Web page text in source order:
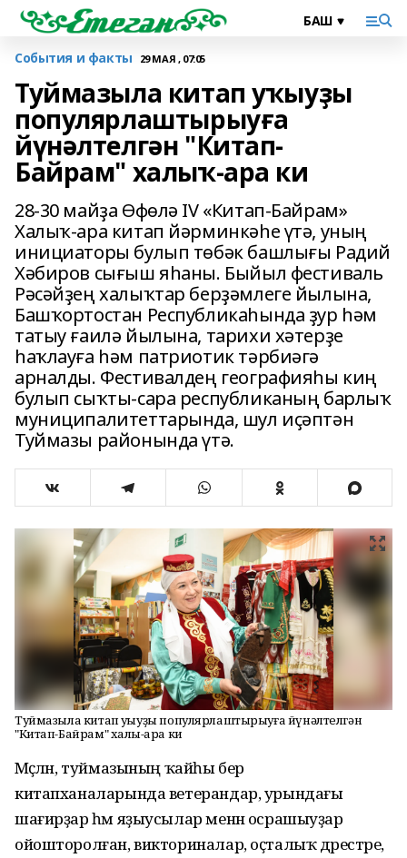
События и факты 29 МАЯ , 07:05
Туймазыла китап уҡыуҙы
популярлаштырыуға
йүнәлтелгән "Китап-
Байрам" халыҡ-ара ки
28-30 майҙа Өфөлә IV «Китап-Байрам»
Халыҡ-ара китап йәрминкәһе үтә, уның
инициаторы булып төбәк башлығы Радий
Хәбиров сығыш яһаны. Быйыл фестиваль
Рәсәйҙең халыҡтар берҙәмлеге йылына,
Башҡортостан Республикаһында ҙур һәм
татыу ғаилә йылына, тарихи хәтерҙе
һаҡлауға һәм патриотик тәрбиәгә
арналды. Фестивалдең географияһы киң
булып сыҡты-сара республиканың барлыҡ
муниципалитеттарында, шул иҫәптән
Туймазы районында үтә.
Туймазыла китап уҡыуҙы популярлаштырыуға йүнәлтелгән
"Китап-Байрам" халыҡ-ара ки
Мәҫәлән, туймазының ҡайһы бер
китапханаларында ветерандар, урындағы
шағирҙар һәм яҙыусылар менән осрашыуҙар
ойошторолған, викториналар, оҫталыҡ дәрестәре,